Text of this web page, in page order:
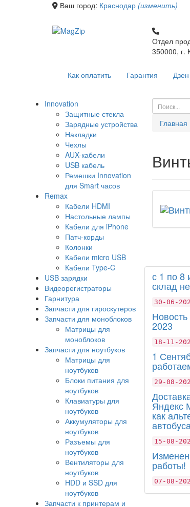
Ваш город: Краснодар (изменить)
Отдел
350000, г.
Как оплатить Гарантия Дзен
Innovation
Защитные стекла
Зарядные устройства
Накладки
Чехлы
AUX-кабели
USB кабель
Ремешки Innovation
для Smart часов
Remax
Кабели HDMI
Настольные лампы
Кабели для iPhone
Патч-корды
Колонки
Кабели micro USB
Кабели Type-C
USB зарядки
Видеорегистраторы
Гарнитура
Запчасти для гироскутеров
Запчасти для моноблоков
Матрицы для
моноблоков
Запчасти для ноутбуков
Матрицы для
ноутбуков
Блоки питания для
ноутбуков
Клавиатуры для
ноутбуков
Аккумуляторы для
ноутбуков
Разъемы для
ноутбуков
Вентиляторы для
ноутбуков
HDD и SSD для
ноутбуков
Запчасти к принтерам и
Главная
с 1 по 8
склад
30-06-
2023
18-11-
1
29-08-
Яндекс
как
15-08-
работы!
07-08-